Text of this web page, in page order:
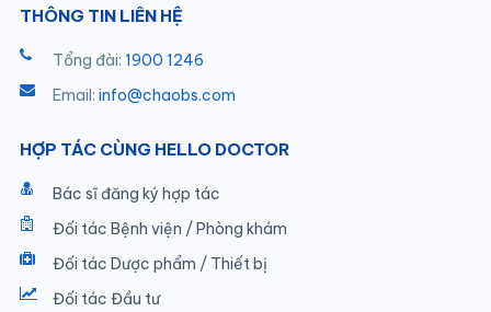
THÔNG TIN LIÊN HỆ
Tổng đài: 1900 1246
Email: info@chaobs.com
HỢP TÁC CÙNG HELLO DOCTOR
Bác sĩ đăng ký hợp tác
Đối tác Bệnh viện / Phòng khám
Đối tác Dược phẩm / Thiết bị
Đối tác Đầu tư